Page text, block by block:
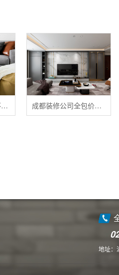
什么是全包 全包好不好 全包装修注意事项有哪些 成都装修公司全包价格 成都全包装修多少钱一平
地址：